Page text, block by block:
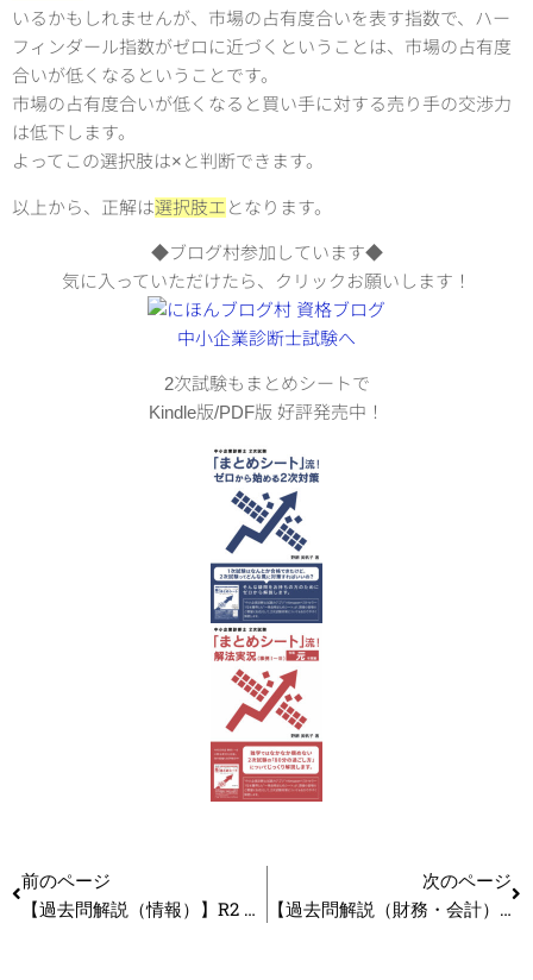
いるかもしれませんが、市場の占有度合いを表す指数で、ハー
フィンダール指数がゼロに近づくということは、市場の占有度
合いが低くなるということです。
市場の占有度合いが低くなると買い手に対する売り手の交渉力
は低下します。
よってこの選択肢は×と判断できます。
以上から、正解は選択肢エ となります。
◆ブログ村参加しています◆
気に入っていただけたら、クリックお願いします！
2次試験もまとめシートで
Kindle版/PDF版 好評発売中！
前のページ
【過去問解説（情報）】R2 第1問 ハードウエア
次のページ
【過去問解説（財務・会計）】R2 第23問 意思決定会計